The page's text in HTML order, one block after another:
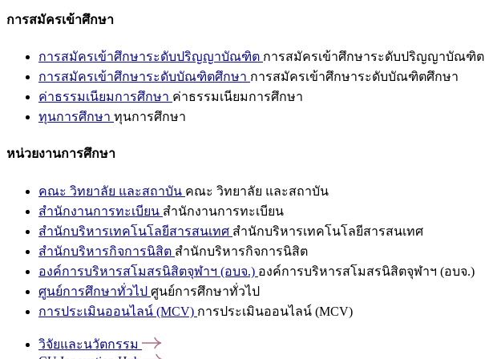
การสมัครเข้าศึกษา
การสมัครเข้าศึกษาระดับปริญญาบัณฑิต การสมัครเข้าศึกษาระดับปริญญาบัณฑิต
การสมัครเข้าศึกษาระดับบัณฑิตศึกษา การสมัครเข้าศึกษาระดับบัณฑิตศึกษา
ค่าธรรมเนียมการศึกษา ค่าธรรมเนียมการศึกษา
ทุนการศึกษา ทุนการศึกษา
หน่วยงานการศึกษา
คณะ วิทยาลัย และสถาบัน คณะ วิทยาลัย และสถาบัน
สำนักงานการทะเบียน สำนักงานการทะเบียน
สำนักบริหารเทคโนโลยีสารสนเทศ สำนักบริหารเทคโนโลยีสารสนเทศ
สำนักบริหารกิจการนิสิต สำนักบริหารกิจการนิสิต
องค์การบริหารสโมสรนิสิตจุฬาฯ (อบจ.) องค์การบริหารสโมสรนิสิตจุฬาฯ (อบจ.)
ศูนย์การศึกษาทั่วไป ศูนย์การศึกษาทั่วไป
การประเมินออนไลน์ (MCV) การประเมินออนไลน์ (MCV)
วิจัยและนวัตกรรม